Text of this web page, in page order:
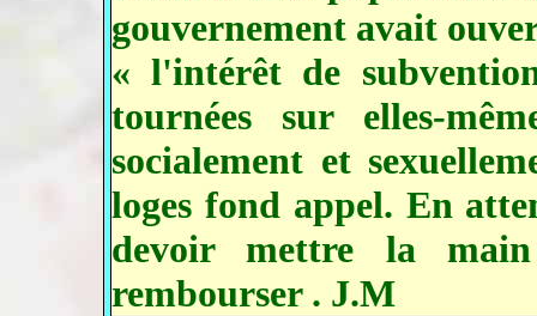
gouvernement avait
« l'intérêt de
tournées sur elles-
socialement et
loges fond appel. En
devoir mettre la
rembourser . J.M